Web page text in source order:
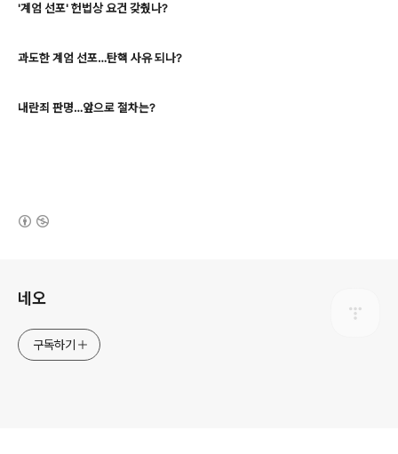
'계엄 선포' 헌법상 요건 갖췄나?
과도한 계엄 선포…탄핵 사유 되나?
내란죄 판명…앞으로 절차는?
네오
구독하기